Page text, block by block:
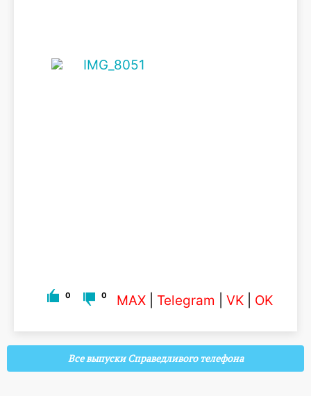
0 0 MAX Telegram VK OK
Все выпуски Справедливого телефона